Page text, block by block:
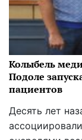
Колыбель
Подоле
пациентов
Десять лет